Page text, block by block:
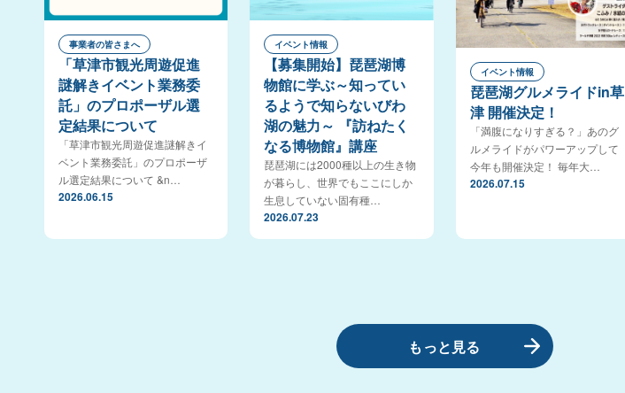
「草津市観光周遊促進
謎解きイベント業務委
託」のプロポーザル選
定結果について
「草津市観光周遊促進謎解きイ
ベント業務委託」のプロポーザ
ル選定結果について &n…
2026.06.15
事業者の皆さまへ
【募集開始】琵琶湖博
物館に学ぶ～知ってい
るようで知らないびわ
湖の魅力～ 『訪ねたく
なる博物館』講座
琵琶湖には2000種以上の生き物
が暮らし、世界でもここにしか
生息していない固有種…
2026.07.23
イベント情報
琵琶湖グルメライドin草
津 開催決定！
「満腹になりすぎる？」あのグ
ルメライドがパワーアップして
今年も開催決定！ 毎年大…
2026.07.15
イベント情報
もっと見る